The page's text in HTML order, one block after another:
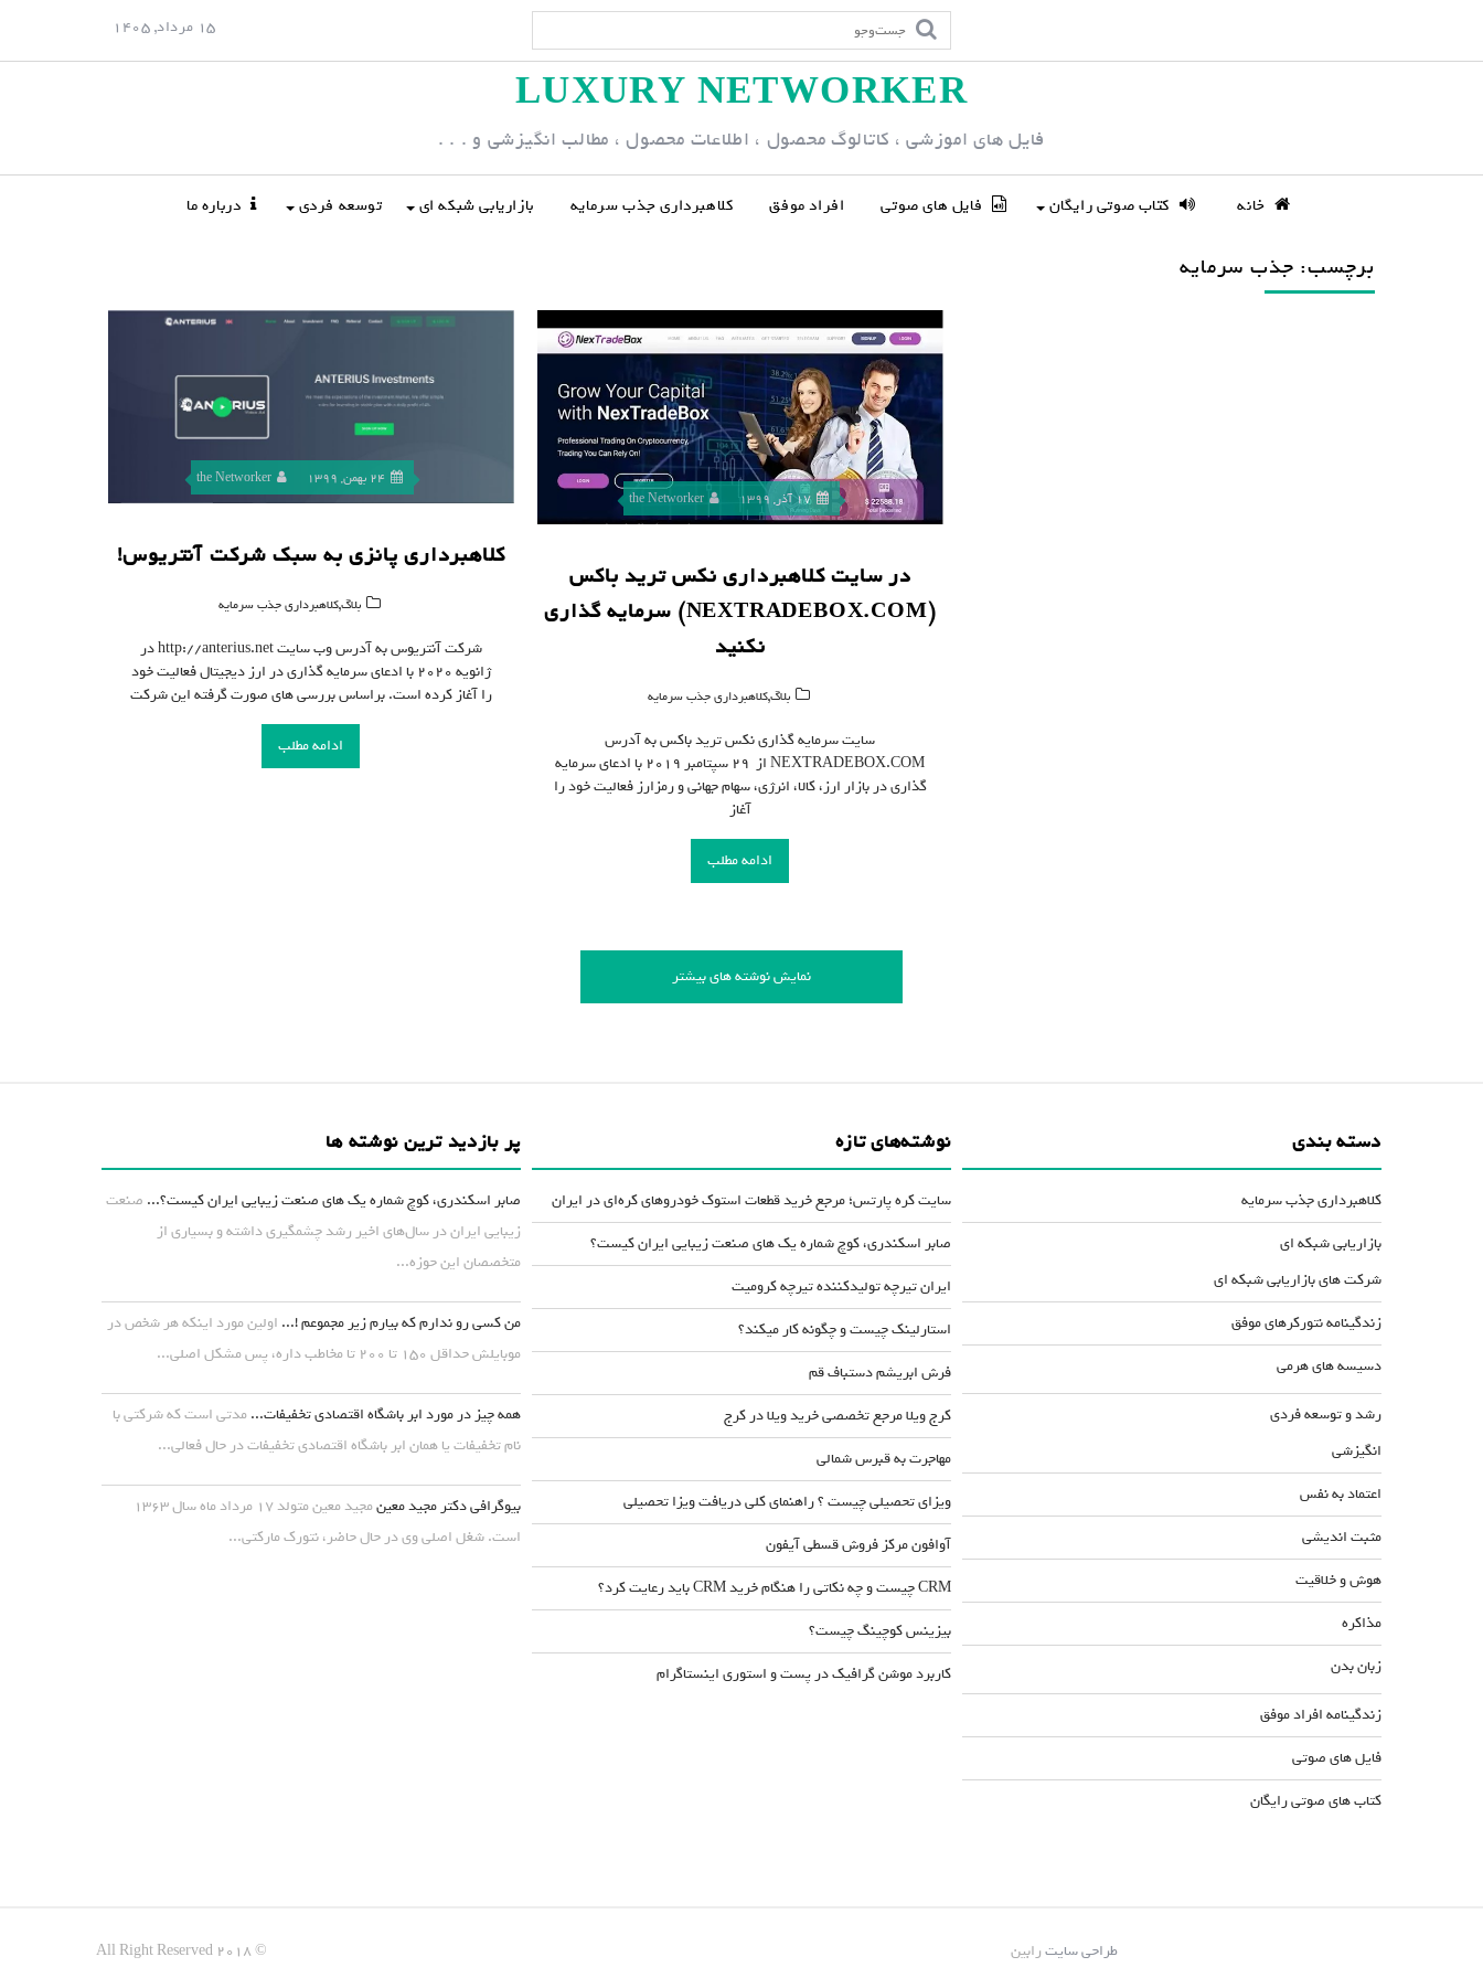
o
15 مرداد, 1405
LUXURY NETWORKER
فایل های اموزشی ، کاتالوگ محصول ، اطلاعات محصول ، مطالب انگیزشی و . . .
خانه کتاب صوتی رایگان فایل های صوتی افراد موفق کلاهبرداری جذب سرمایه بازاریابی شبکه ای توسعه فردی درباره ما
برچسب: جذب سرمایه
24 بهمن, 1399 the Networker
کلاهبرداری پانزی به سبک شرکت آنتریوس!
بلاگ,کلاهبرداری جذب سرمایه
شرکت آنتریوس به آدرس وب سایت http://anterius.net در
ژانویه 2020 با ادعای سرمایه گذاری در ارز دیجیتال فعالیت خود
را آغاز کرده است. براساس بررسی های صورت گرفته این شرکت
ادامه مطلب
17 آذر, 1399 the Networker
در سایت کلاهبرداری نکس ترید باکس
(NEXTRADEBOX.COM) سرمایه گذاری
نکنید
بلاگ,کلاهبرداری جذب سرمایه
سایت سرمایه گذاری نکس ترید باکس به آدرس
NEXTRADEBOX.COM از ۲۹ سپتامبر ۲۰۱۹ با ادعای سرمایه
گذاری در بازار ارز، کالا، انرژی، سهام جهانی و رمزارز فعالیت خود را
آغاز
ادامه مطلب
نمایش نوشته های بیشتر
پر بازدید ترین نوشته ها
صابر اسکندری، کوچ شماره یک های صنعت زیبایی ایران کیست؟... صنعت
زیبایی ایران در سال‌های اخیر رشد چشمگیری داشته و بسیاری از
متخصصان این حوزه...
من کسی رو ندارم که بیارم زیر مجموعم !... اولین مورد اینکه هر شخص در
موبایلش حداقل ۱۵۰ تا ۲۰۰ تا مخاطب داره، پس مشکل اصلی...
همه چیز در مورد ابر باشگاه اقتصادی تخفیفات...مدتی است که شرکتی با
نام تخفیفات یا همان ابر باشگاه اقتصادی تخفیفات در حال فعالی...
بیوگرافی دکتر مجید معین
مجید معین متولد ۱۷ مرداد ماه سال ۱۳۶۳
است. شغل اصلی وی در حال حاضر، نتورک مارکتی...
نوشته‌های تازه
سایت کره پارتس؛ مرجع خرید قطعات استوک خودروهای کره‌ای در ایران
صابر اسکندری، کوچ شماره یک های صنعت زیبایی ایران کیست؟
ایران تیرچه تولیدکننده تیرچه کرومیت
استارلینک چیست و چگونه کار میکند؟
فرش ابریشم دستباف قم
کرج ویلا مرجع تخصصی خرید ویلا در کرج
مهاجرت به قبرس شمالی
ویزای تحصیلی چیست ؟ راهنمای کلی دریافت ویزا تحصیلی
آوافون مرکز فروش قسطی آیفون
CRM چیست و چه نکاتی را هنگام خرید CRM باید رعایت کرد؟
بیزینس کوچینگ چیست؟
کاربرد موشن گرافیک در پست و استوری اینستاگرام
دسته بندی
کلاهبرداری جذب سرمایه
بازاریابی شبکه ای
شرکت های بازاریابی شبکه ای
زندگینامه نتورکرهای موفق
دسیسه های هرمی
رشد و توسعه فردی
انگیزشی
اعتماد به نفس
مثبت اندیشی
هوش و خلاقیت
مذاکره
زبان بدن
زندگینامه افراد موفق
فایل های صوتی
کتاب های صوتی رایگان
© All Right Reserved 2018 طراحی سایترابین